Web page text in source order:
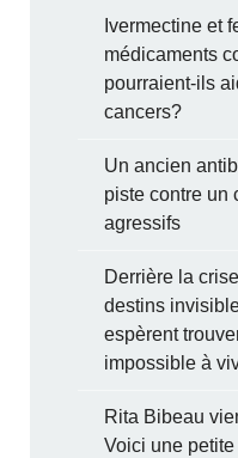
Ivermectine et
médicaments
pourraient-ils
cancers?
Un ancien
piste contre un
agressifs
Derrière la
destins
espèrent
impossible à
Rita Bibeau
Voici une